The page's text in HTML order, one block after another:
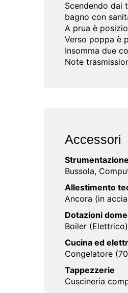
Scendendo dai
bagno con
A prua è
Verso poppa è
Insomma due
Note
Accessori
Bussola,
Allestimento
Ancora (in
Dotazioni
Boiler
Cucina ed
Congelatore
Tappezzerie
Cuscineria